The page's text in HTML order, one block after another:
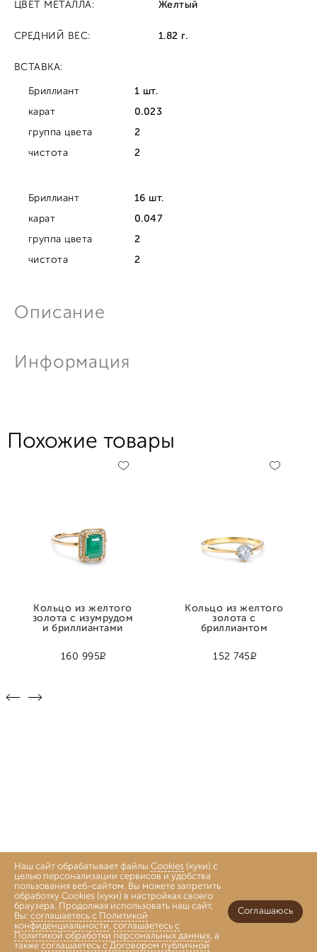
Описание
Информация
ЦВЕТ МЕТАЛЛА: Желтый
СРЕДНИЙ ВЕС: 1.82 г.
ВСТАВКА:
Бриллиант
1 шт.
карат
0.023
группа цвета
2
чистота
2
Бриллиант
16 шт.
карат
0.047
группа цвета
2
чистота
2
Похожие товары
160 995Р
Кольцо из желтого
золота с изумрудом
и бриллиантами
152 745Р
Кольцо из желтого
золота с
бриллиантом
Наш сайт обрабатывает файлы Cookies (куки) с
целью персонализации сервисов и удобства
пользования веб-сайтом. Вы можете запретить
обработку Cookies (куки) в настройках своего
браузера. Продолжая использовать наш сайт,
Вы: соглашаетесь с Политикой
конфиденциальности, соглашаетесь с
Политикой обработки персональных данных, а
также соглашаетесь с Договором публичной
Соглашаюсь